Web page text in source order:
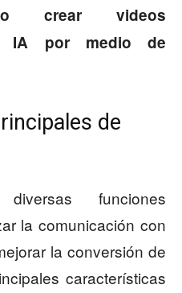
crear videos
IA por medio de
de
funciones
la comunicación con
la conversión de
características